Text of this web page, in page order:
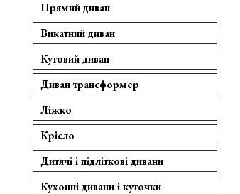
Прямий диван
Викатний диван
Кутовий диван
Диван трансформер
Ліжко
Крісло
Дитячі і підліткові дивани
Кухонні дивани і куточки